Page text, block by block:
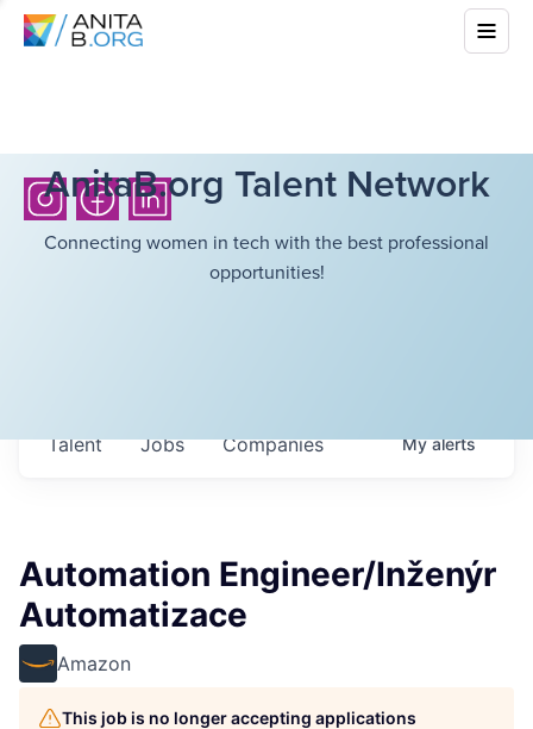
AnitaB.org Talent Network
Connecting women in tech with the best professional
opportunities!
Jobs Companies
Talent Myalerts
Automation Engineer/Inženýr
Automatizace
Amazon
This job is no longer accepting applications